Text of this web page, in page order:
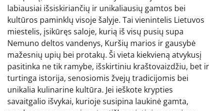
labiausiai išsiskiriančių ir unikaliausių gamtos bei
kultūros paminklų visoje šalyje. Tai vienintelis Lietuvos
miestelis, įsikūręs saloje, kurią iš visų pusių supa
Nemuno deltos vandenys, Kuršių marios ir gausybė
mažesnių upių bei protakų. Ši vieta kiekvieną atvykusį
pasitinka ne tik ramybe, išskirtiniu kraštovaizdžiu, bet ir
turtinga istorija, senosiomis žvejų tradicijomis bei
unikalia kulinarine kultūra. Jei ieškote krypties
savaitgalio išvykai, kurioje susipina laukinė gamta,